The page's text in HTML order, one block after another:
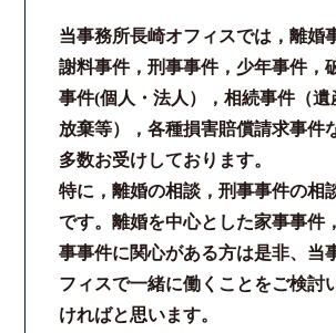
カウンセリング
法律相談継続サポートプラン
よくあるご質問
リモート相談
お知らせ
当事務所長崎オフィスでは，離婚
謝料事件，刑事事件，少年事件，
事件(個人・法人），相続事件（遺
放棄等），各種損害賠償請求事件
多数お受けしております。
特に，離婚の相談，刑事事件の相
です。離婚を中心とした家事事件
事事件に関心がある方は是非、当
フィスで一緒に働くことをご検討
ければと思います。